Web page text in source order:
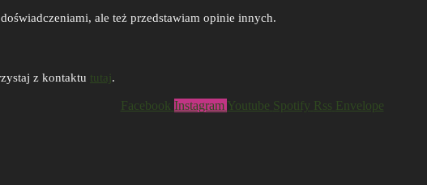
ale też przedstawiam opinie innych.
z kontaktu tutaj.
Facebook Instagram Youtube Spotify Rss Envelope